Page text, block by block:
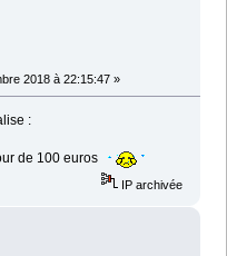
2018 à 22:15:47 »
:
de 100 euros
IP archivée